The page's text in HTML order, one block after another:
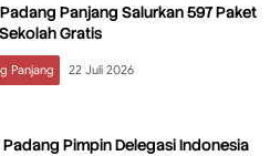
Panjang Salurkan 597 Paket
Gratis
Panjang 22 Juli 2026
Padang Pimpin Delegasi Indonesia